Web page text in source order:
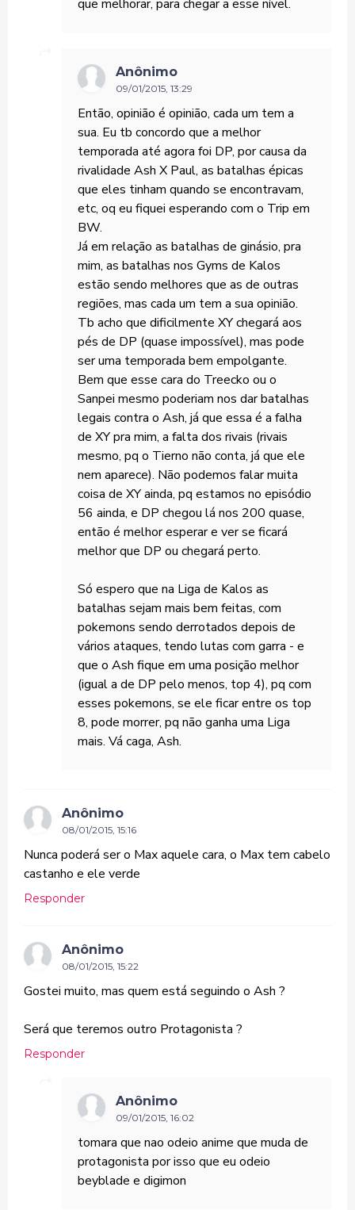
que melhorar, para chegar a esse nível.
Anônimo
09/01/2015, 13:29
Então, opinião é opinião, cada um tem a
sua. Eu tb concordo que a melhor
temporada até agora foi DP, por causa da
rivalidade Ash X Paul, as batalhas épicas
que eles tinham quando se encontravam,
etc, oq eu fiquei esperando com o Trip em
BW.
Já em relação as batalhas de ginásio, pra
mim, as batalhas nos Gyms de Kalos
estão sendo melhores que as de outras
regiões, mas cada um tem a sua opinião.
Tb acho que dificilmente XY chegará aos
pés de DP (quase impossível), mas pode
ser uma temporada bem empolgante.
Bem que esse cara do Treecko ou o
Sanpei mesmo poderiam nos dar batalhas
legais contra o Ash, já que essa é a falha
de XY pra mim, a falta dos rivais (rivais
mesmo, pq o Tierno não conta, já que ele
nem aparece). Não podemos falar muita
coisa de XY ainda, pq estamos no episódio
56 ainda, e DP chegou lá nos 200 quase,
então é melhor esperar e ver se ficará
melhor que DP ou chegará perto.
Só espero que na Liga de Kalos as
batalhas sejam mais bem feitas, com
pokemons sendo derrotados depois de
vários ataques, tendo lutas com garra - e
que o Ash fique em uma posição melhor
(igual a de DP pelo menos, top 4), pq com
esses pokemons, se ele ficar entre os top
8, pode morrer, pq não ganha uma Liga
mais. Vá caga, Ash.
Anônimo
08/01/2015, 15:16
Nunca poderá ser o Max aquele cara, o Max tem cabelo
castanho e ele verde
Responder
Anônimo
08/01/2015, 15:22
Gostei muito, mas quem está seguindo o Ash ?
Será que teremos outro Protagonista ?
Responder
Anônimo
09/01/2015, 16:02
tomara que nao odeio anime que muda de
protagonista por isso que eu odeio
beyblade e digimon